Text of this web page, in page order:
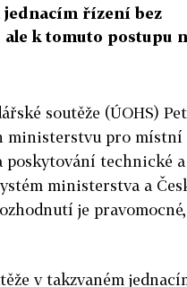
jednacím řízení bez
k tomuto postupu
soutěže (ÚOHS)
ministerstvu pro místní
poskytování technické a
ministerstva a
je pravomocné,
v takzvaném